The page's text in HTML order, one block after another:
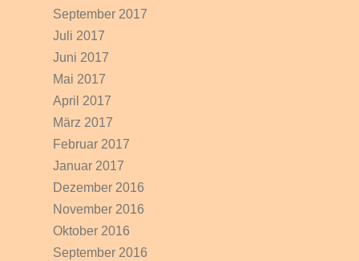
September 2017
Juli 2017
Juni 2017
Mai 2017
April 2017
März 2017
Februar 2017
Januar 2017
Dezember 2016
November 2016
Oktober 2016
September 2016